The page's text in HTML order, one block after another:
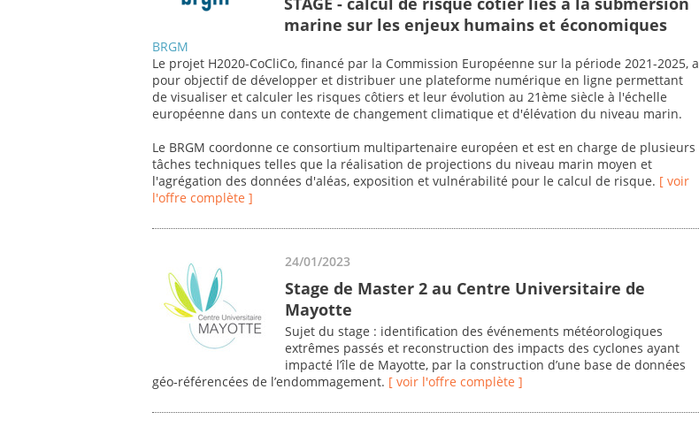
marine sur les enjeux humains et économiques
BRGM
Le projet H2020-CoCliCo, financé par la Commission Européenne sur la période 2021-2025, a
pour objectif de développer et distribuer une plateforme numérique en ligne permettant
de visualiser et calculer les risques côtiers et leur évolution au 21ème siècle à l'échelle
européenne dans un contexte de changement climatique et d'élévation du niveau marin.
Le BRGM coordonne ce consortium multipartenaire européen et est en charge de plusieurs
tâches techniques telles que la réalisation de projections du niveau marin moyen et
l'agrégation des données d'aléas, exposition et vulnérabilité pour le calcul de risque. [ voir
l'offre complète ]
24/01/2023
Stage de Master 2 au Centre Universitaire de
Mayotte
Sujet du stage : identification des événements météorologiques
extrêmes passés et reconstruction des impacts des cyclones ayant
impacté l’île de Mayotte, par la construction d’une base de données
géo‐référencées de l’endommagement. [ voir l'offre complète ]